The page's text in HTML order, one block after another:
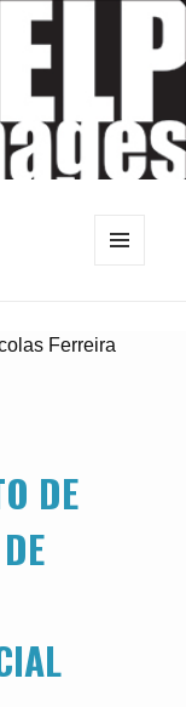
Ferreira
DE